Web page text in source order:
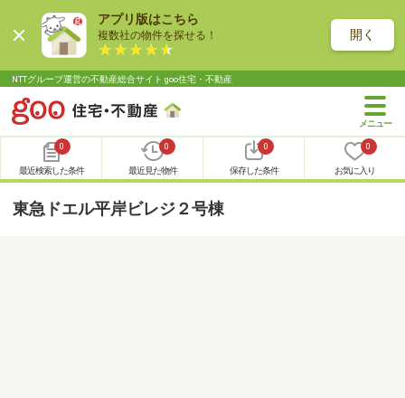
アプリ版はこちら
複数社の物件を探せる！ 開く
NTTグループ運営の不動産総合サイト goo住宅・不動産
0
最近検索した条件
0
最近見た物件
0
保存した条件
0
お気に入り
東急ドエル平岸ビレジ２号棟